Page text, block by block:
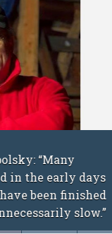
borders:
the Ukrainian